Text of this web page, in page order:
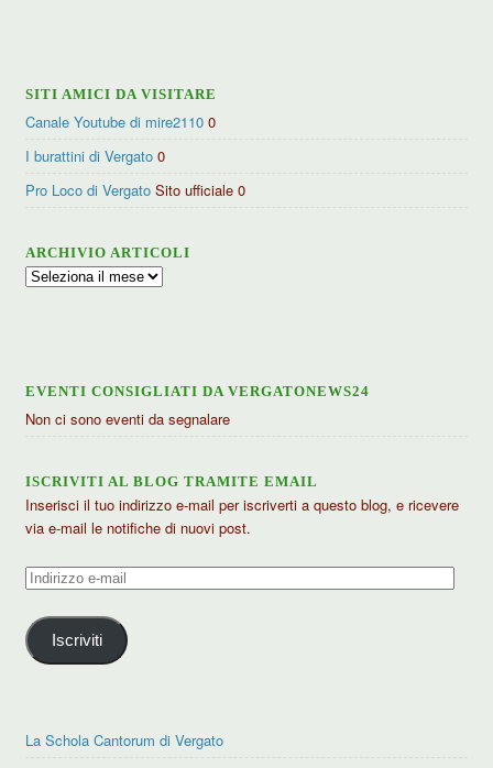
SITI AMICI DA VISITARE
Canale Youtube di mire2110 0
I burattini di Vergato 0
Pro Loco di Vergato Sito ufficiale 0
ARCHIVIO ARTICOLI
Archivio
EVENTI CONSIGLIATI DA VERGATONEWS24
Non ci sono eventi da segnalare
ISCRIVITI AL BLOG TRAMITE EMAIL
Inserisci il tuo indirizzo e-mail per iscriverti a questo blog, e ricevere
via e-mail le notifiche di nuovi post.
Indirizzo
mail
Iscriviti
La Schola Cantorum di Vergato